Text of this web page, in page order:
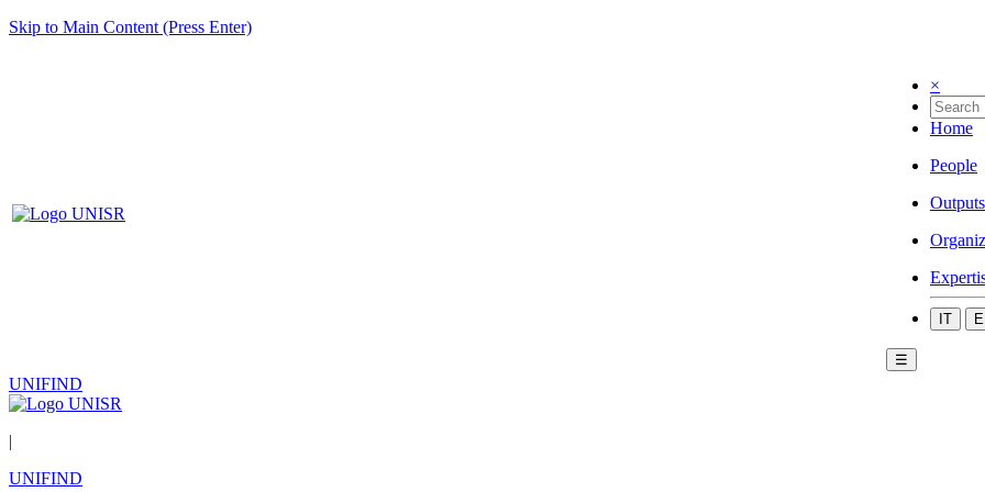
Skip to Main Content (Press Enter)
×
Home
People
Outputs
IT
☰
UNIFIND
|
UNIFIND